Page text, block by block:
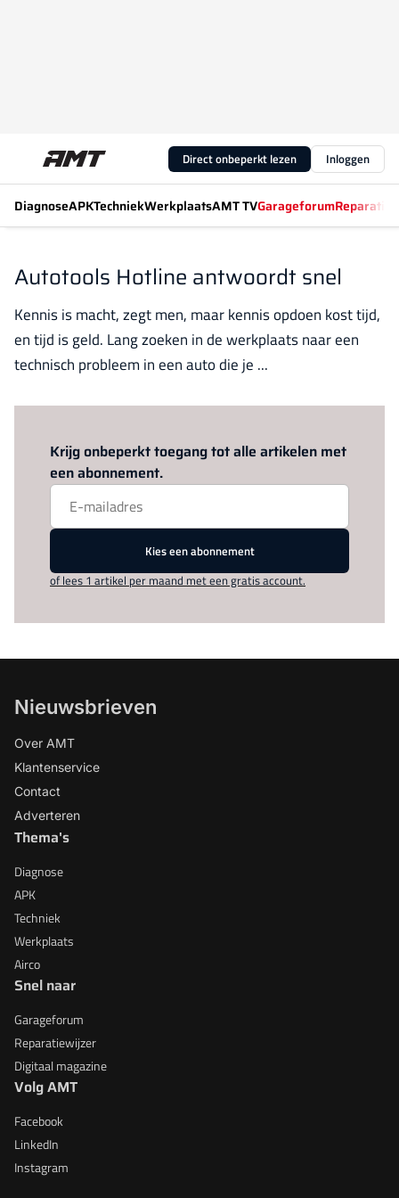
Direct onbeperkt lezen Inloggen
DiagnoseAPKTechniekWerkplaatsAMT TVGarageforum
Autotools Hotline antwoordt snel
Kennis is macht, zegt men, maar kennis opdoen kost tijd,
en tijd is geld. Lang zoeken in de werkplaats naar een
technisch probleem in een auto die je ...
Krijg onbeperkt toegang tot alle artikelen met
een abonnement.
Kies een abonnement
of lees 1 artikel per maand met een gratis account.
Nieuwsbrieven
Over AMT
Klantenservice
Contact
Adverteren
Thema's
Diagnose
APK
Techniek
Werkplaats
Airco
Snel naar
Garageforum
Reparatiewijzer
Digitaal magazine
Volg AMT
Facebook
LinkedIn
Instagram